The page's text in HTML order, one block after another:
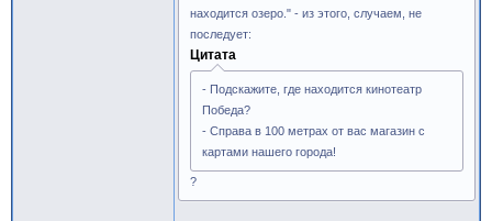
находится озеро." - из этого, случаем, не
последует:
Цитата
- Подскажите, где находится кинотеатр
Победа?
- Справа в 100 метрах от вас магазин с
картами нашего города!
?